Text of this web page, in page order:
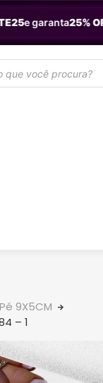
e garanta25% OFF.
9X5CM
– 1